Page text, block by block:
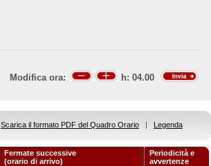
Modifica ora: h: 04.00
Scarica il formato PDF del Quadro Orario | Legenda
Fermate successive
(orario di arrivo)
Periodicità e
avvertenze